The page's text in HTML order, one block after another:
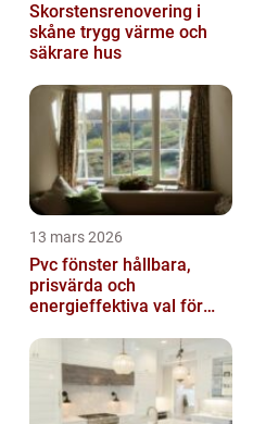
Skorstensrenovering i
skåne trygg värme och
säkrare hus
13 mars 2026
Pvc fönster hållbara,
prisvärda och
energieffektiva val för